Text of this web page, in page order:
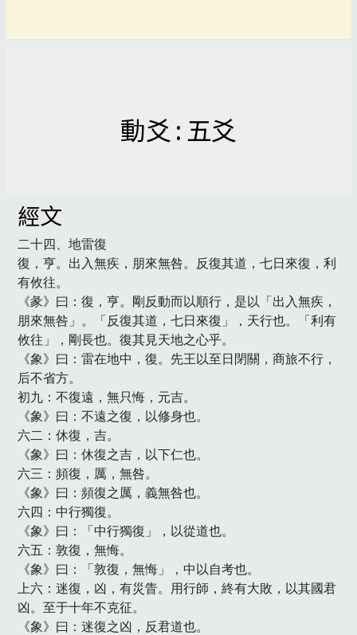
動爻 : 五爻
經文
二十四、地雷復
復，亨。出入無疾，朋來無咎。反復其道，七日來復，利
有攸往。
《彖》曰：復，亨。剛反動而以順行，是以「出入無疾，
朋來無咎」。「反復其道，七日來復」，天行也。「利有
攸往」，剛長也。復其見天地之心乎。
《象》曰：雷在地中，復。先王以至日閉關，商旅不行，
后不省方。
初九：不復遠，無只悔，元吉。
《象》曰：不遠之復，以修身也。
六二：休復，吉。
《象》曰：休復之吉，以下仁也。
六三：頻復，厲，無咎。
《象》曰：頻復之厲，義無咎也。
六四：中行獨復。
《象》曰：「中行獨復」，以從道也。
六五：敦復，無悔。
《象》曰：「敦復，無悔」，中以自考也。
上六：迷復，凶，有災眚。用行師，終有大敗，以其國君
凶。至于十年不克征。
《象》曰：迷復之凶，反君道也。